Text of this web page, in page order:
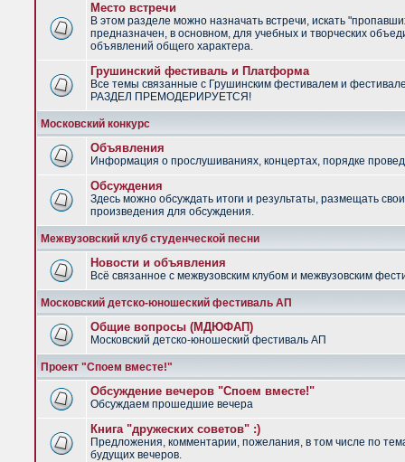
Место встречи
В этом разделе можно назначать встречи, искать
предназначен, в основном, для учебных и творческих
объявлений общего характера.
Грушинский фестиваль и Платформа
Все темы связанные с Грушинским фестивалем и
РАЗДЕЛ ПРЕМОДЕРИРУЕТСЯ!
Московский конкурс
Объявления
Информация о прослушиваниях, концертах, порядке
Обсуждения
Здесь можно обсуждать итоги и результаты, размещать
произведения для обсуждения.
Межвузовский клуб студенческой песни
Новости и объявления
Всё связанное с межвузовским клубом и межвузовским
Московский детско-юношеский фестиваль АП
Общие вопросы (МДЮФАП)
Московский детско-юношеский фестиваль АП
Проект "Споем вместе!"
Обсуждение вечеров "Споем вместе!"
Обсуждаем прошедшие вечера
Книга "дружеских советов" :)
Предложения, комментарии, пожелания, в том числе по
будущих вечеров.